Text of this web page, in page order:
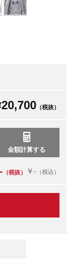
20,700 （税抜）
（税抜） ￥- （税込）